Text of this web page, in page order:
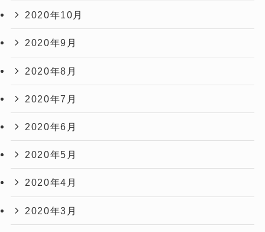
2020年10月
2020年9月
2020年8月
2020年7月
2020年6月
2020年5月
2020年4月
2020年3月